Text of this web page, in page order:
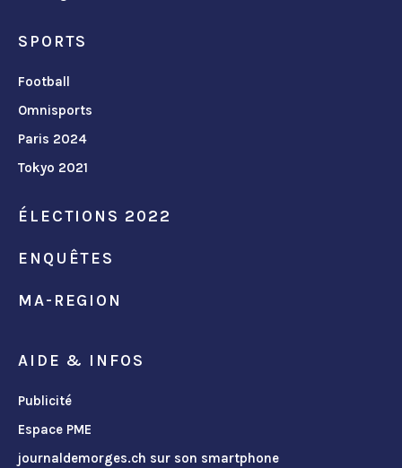
SPORTS
Football
Omnisports
Paris 2024
Tokyo 2021
ÉLECTIONS 2022
ENQUÊTES
MA-REGION
AIDE & INFOS
Publicité
Espace PME
journaldemorges.ch sur son smartphone